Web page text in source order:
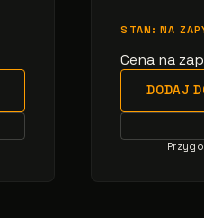
STAN: NA
Cena na
DODAJ